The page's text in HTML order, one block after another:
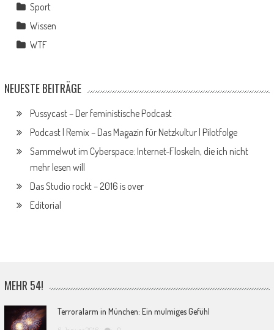
Sport
Wissen
WTF
NEUESTE BEITRÄGE
Pussycast – Der feministische Podcast
Podcast | Remix – Das Magazin für Netzkultur | Pilotfolge
Sammelwut im Cyberspace: Internet-Floskeln, die ich nicht
mehr lesen will
Das Studio rockt – 2016 is over
Editorial
MEHR 54!
Terroralarm in München: Ein mulmiges Gefühl